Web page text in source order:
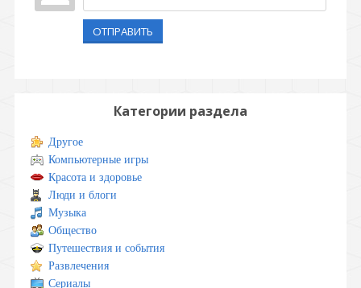
ОТПРАВИТЬ
Категории раздела
Другое
Компьютерные игры
Красота и здоровье
Люди и блоги
Музыка
Общество
Путешествия и события
Развлечения
Сериалы